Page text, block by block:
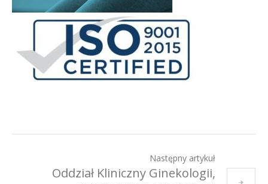
Następny artykuł
Oddział Kliniczny Ginekologii,